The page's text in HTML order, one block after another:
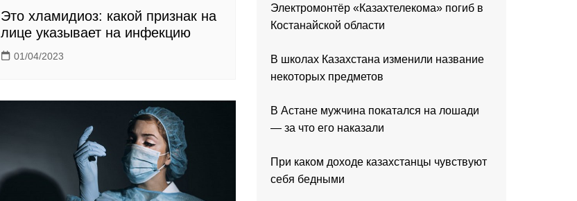
Это хламидиоз: какой признак на
лице указывает на инфекцию
01/04/2023
Электромонтёр «Казахтелекома» погиб в
Костанайской области
В школах Казахстана изменили название
некоторых предметов
В Астане мужчина покатался на лошади
— за что его наказали
При каком доходе казахстанцы чувствуют
себя бедными